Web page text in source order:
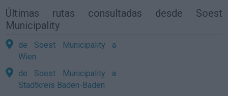
Últimas rutas consultadas desde Soest
Municipality
de Soest Municipality a
Wien
de Soest Municipality a
Stadtkreis Baden-Baden